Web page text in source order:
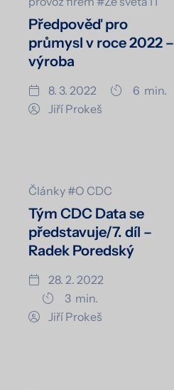
Předpověď pro
průmysl v roce 2022 –
výroba
8. 3. 2022 6 min.
Jiří Prokeš
Články #O CDC
Tým CDC Data se
představuje/7. díl –
Radek Poredský
28. 2. 2022
3 min.
Jiří Prokeš